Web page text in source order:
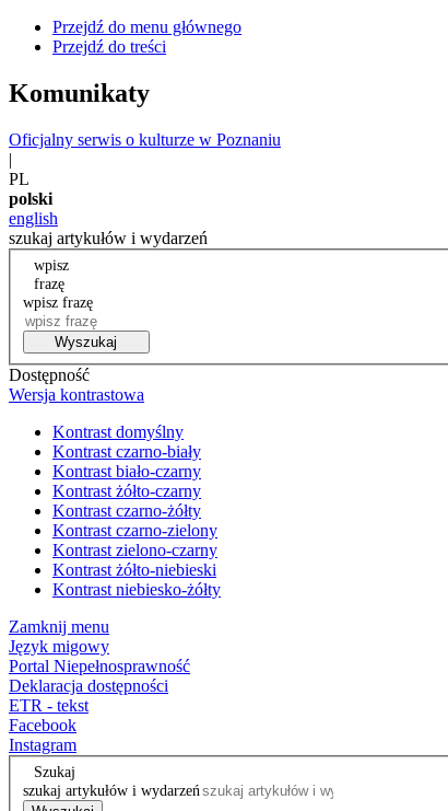
Przejdź do menu głównego
Przejdź do treści
Komunikaty
Oficjalny serwis o kulturze w Poznaniu
|
PL
polski
english
szukaj artykułów i wydarzeń
wpisz
frazę
wpisz frazę
Wyszukaj
Dostępność
Wersja kontrastowa
Kontrast domyślny
Kontrast czarno-biały
Kontrast biało-czarny
Kontrast żółto-czarny
Kontrast czarno-żółty
Kontrast czarno-zielony
Kontrast zielono-czarny
Kontrast żółto-niebieski
Kontrast niebiesko-żółty
Zamknij menu
Język migowy
Portal Niepełnosprawność
Deklaracja dostępności
ETR - tekst
Facebook
Instagram
Szukaj
szukaj artykułów i wydarzeń